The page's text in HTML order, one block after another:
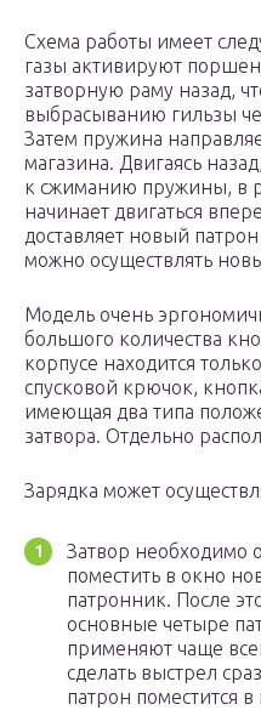
Схема работы имеет
газы активируют
затворную раму назад,
выбрасыванию гильзы
Затем пружина
магазина. Двигаясь
к сжиманию пружины, в
начинает двигаться
доставляет новый
можно осуществлять
Модель очень
большого количества
корпусе находится
спусковой крючок,
имеющая два типа
затвора. Отдельно
Зарядка может
Затвор необходимо
поместить в окно
патронник. После
основные четыре
применяют чаще
сделать выстрел
патрон поместится